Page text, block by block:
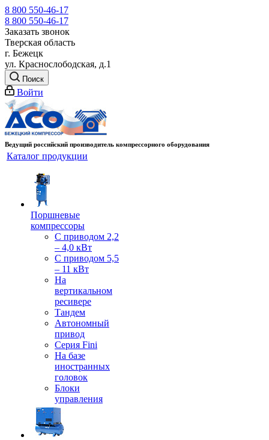
8 800 550-46-17
8 800 550-46-17
Заказать звонок
Тверская область
г. Бежецк
ул. Краснослободская, д.1
Поиск
Войти
Ведущий российский производитель компрессорного оборудования
Каталог продукции
Поршневые
компрессоры
С приводом 2,2
– 4,0 кВт
С приводом 5,5
– 11 кВт
На
вертикальном
ресивере
Тандем
Автономный
привод
Серия Fini
На базе
иностранных
головок
Блоки
управления